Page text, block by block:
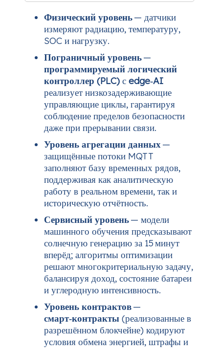
Физический уровень— датчики
измеряют радиацию, температуру,
SOC и нагрузку.
Пограничный уровень—
программируемый логический
контроллер (PLC) с edge‑AI
реализует низкозадерживающие
управляющие циклы, гарантируя
соблюдение пределов безопасности
даже при прерывании связи.
Уровень агрегации данных—
защищённые потоки MQTT
заполняют базу временных рядов,
поддерживая как аналитическую
работу в реальном времени, так и
историческую отчётность.
Сервисный уровень— модели
машинного обучения предсказывают
солнечную генерацию за 15 минут
вперёд; алгоритмы оптимизации
решают многокритериальную задачу,
балансируя доход, состояние батареи
и углеродную интенсивность.
Уровень контрактов—
смарт‑контракты (реализованные в
разрешённом блокчейне) кодируют
условия обмена энергией, штрафы и